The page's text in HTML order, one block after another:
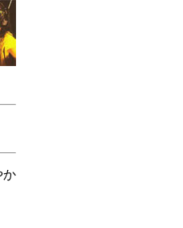
か